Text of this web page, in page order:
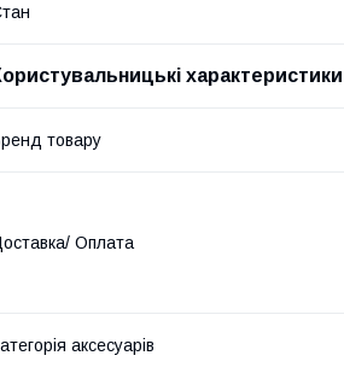
характеристики
товару
Оплата
аксесуарів